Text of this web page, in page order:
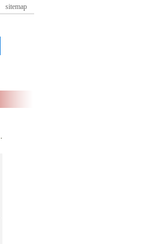
sitemap